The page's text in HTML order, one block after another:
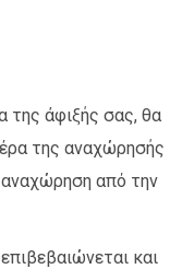
της άφιξής σας, θα
της αναχώρησής
από την
και